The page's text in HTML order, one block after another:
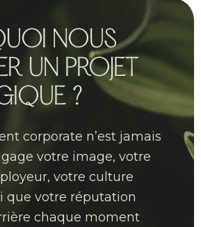
NOUS
UN PROJET
?
corporate n’est jamais
votre image, votre
votre culture
que votre réputation
chaque moment